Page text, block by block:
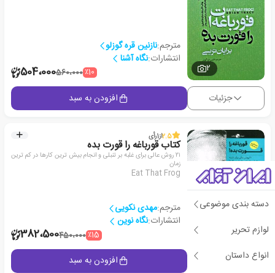
دسته بندی موضوعی
لوازم تحریر
انواع داستان
2
مترجم:نازنین قره گوزلو
انتشارات:نگاه آشنا
٪10560،000504،000
جزئیات افزودن به سبد
2.5از1رأی
کتاب قورباغه را قورت بده
۲۱ روش عالی برای غلبه بر تنبلی و انجام بیش ترین کارها در کم ترین
زمان
Eat That Frog
مترجم:مهدی نکویی
انتشارات:نگاه نوین
٪15450،000382،500
جزئیات افزودن به سبد